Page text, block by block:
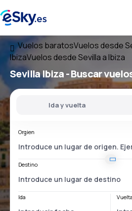
Vuelos baratosVuelos desde
IbizaVuelos desde Sevilla a Ibiza
Sevilla Ibiza- Buscar
Ida y vuelta
Orgien
Destino
Ida Vuelta